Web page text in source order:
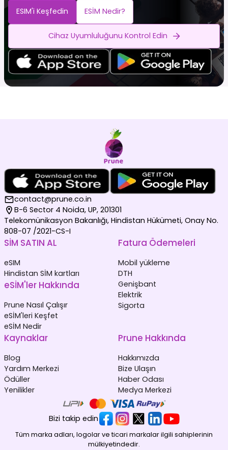
ESIM'i Keşfedin ESİM Nedir?
Cihaz Uyumluluğunu Kontrol Edin
contact@prune.co.in
B-6 Sector 4 Noida, UP, 201301
Telekomünikasyon Bakanlığı, Hindistan Hükümeti, Onay No.
808-07 /2021-CS-I
SİM SATIN AL
eSIM
Hindistan SİM kartları
eSİM'ler Hakkında
Prune Nasıl Çalışır
eSİM'leri Keşfet
eSİM Nedir
Fatura Ödemeleri
Mobil yükleme
DTH
Genişbant
Elektrik
Sigorta
Kaynaklar
Blog
Yardım Merkezi
Ödüller
Yenilikler
Prune Hakkında
Hakkımızda
Bize Ulaşın
Haber Odası
Medya Merkezi
Bizi takip edin
Tüm marka adları, logolar ve ticari markalar ilgili sahiplerinin
mülkiyetindedir.